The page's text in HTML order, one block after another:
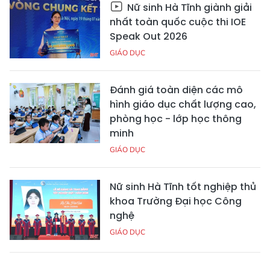
Nữ sinh Hà Tĩnh giành giải
nhất toàn quốc cuộc thi IOE
Speak Out 2026
GIÁO DỤC
Đánh giá toàn diện các mô
hình giáo dục chất lượng cao,
phòng học - lớp học thông
minh
GIÁO DỤC
Nữ sinh Hà Tĩnh tốt nghiệp thủ
khoa Trường Đại học Công
nghệ
GIÁO DỤC